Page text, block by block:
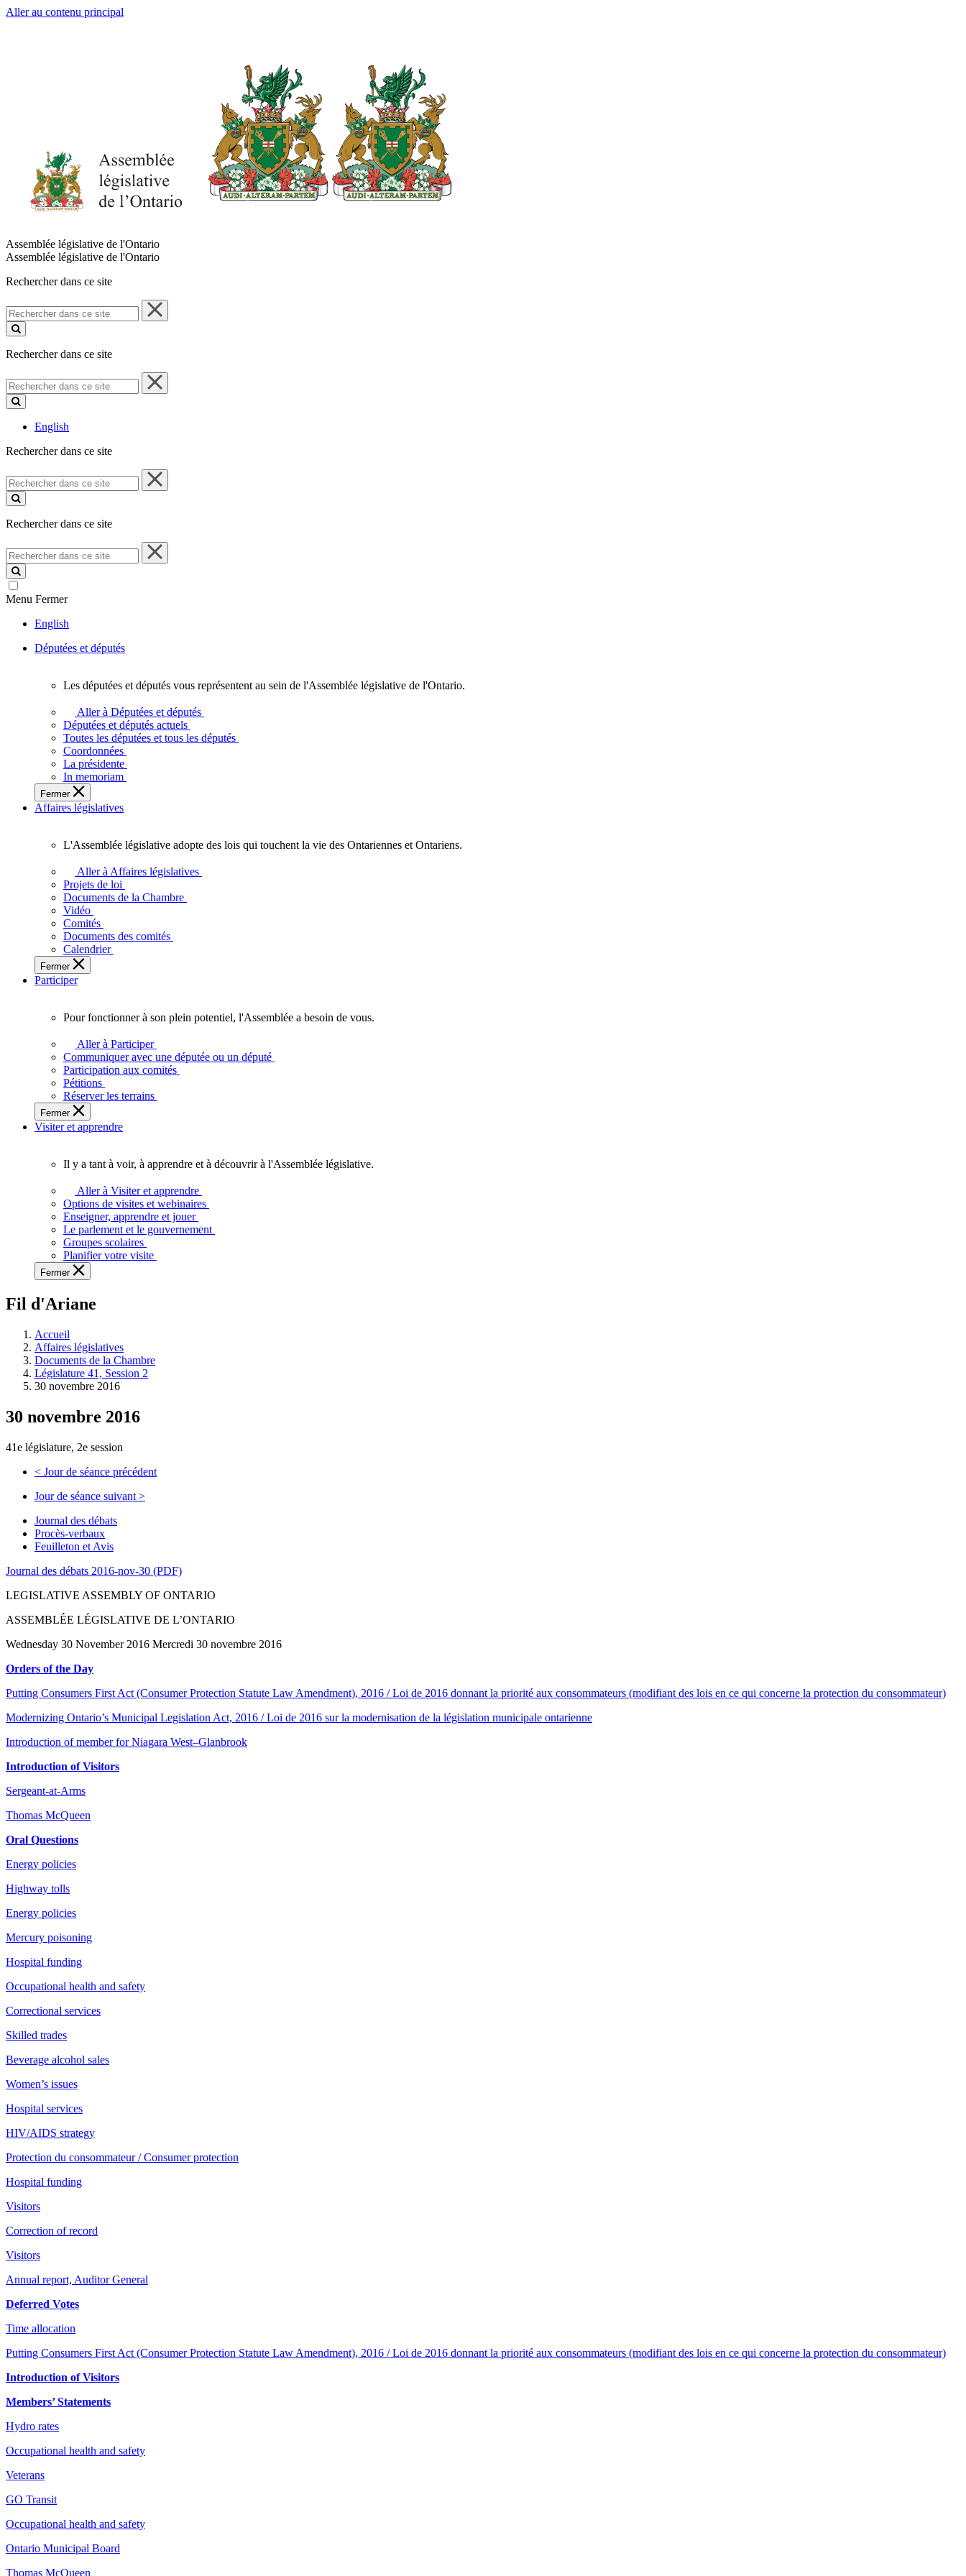
Aller au contenu principal
Assemblée législative de l'Ontario
Assemblée législative de l'Ontario
Rechercher dans ce site
Rechercher
dans
ce
Rechercher dans ce site
Rechercher
dans
ce
English
Rechercher dans ce site
Rechercher
dans
ce
Rechercher dans ce site
Rechercher
dans
ce
site
Menu Fermer
English
Députées et députés
députées
députés
vous
représentent
sein
de
l'Assemblée
l'Ontario.
Les députées et députés vous représentent au sein de l'Assemblée législative de l'Ontario.
Aller à Députées et députés
Députées et députés actuels
Toutes les députées et tous les députés
Coordonnées
La présidente
In memoriam
Fermer
Affaires législatives
législative
adopte
touchent
vie
des
Ontariennes
Ontariens.
L'Assemblée législative adopte des lois qui touchent la vie des Ontariennes et Ontariens.
Aller à Affaires législatives
Projets de loi
Documents de la Chambre
Vidéo
Comités
Documents des comités
Calendrier
Fermer
Participer
fonctionner
plein
potentiel,
l'Assemblée
a
besoin
Pour fonctionner à son plein potentiel, l'Assemblée a besoin de vous.
Aller à Participer
Communiquer avec une députée ou un député
Participation aux comités
Pétitions
Réserver les terrains
Fermer
Visiter et apprendre
voir,
apprendre
et
découvrir
l'Assemblée
législative.
Il y a tant à voir, à apprendre et à découvrir à l'Assemblée législative.
Aller à Visiter et apprendre
Options de visites et webinaires
Enseigner, apprendre et jouer
Le parlement et le gouvernement
Groupes scolaires
Planifier votre visite
Fermer
Fil d'Ariane
Accueil
Affaires législatives
Documents de la Chambre
Législature 41, Session 2
30 novembre 2016
30 novembre 2016
41e législature, 2e session
< Jour de séance précédent
Jour de séance suivant >
Journal des débats
Procès-verbaux
Feuilleton et Avis
Journal des débats 2016-nov-30 (PDF)
LEGISLATIVE ASSEMBLY OF ONTARIO
ASSEMBLÉE LÉGISLATIVE DE L’ONTARIO
Wednesday 30 November 2016 Mercredi 30 novembre 2016
Orders of the Day
Putting Consumers First Act (Consumer Protection Statute Law Amendment), 2016 / Loi de 2016 donnant la priorité aux consommateurs (modifiant des lois en ce qui concerne la protection du consommateur)
Modernizing Ontario’s Municipal Legislation Act, 2016 / Loi de 2016 sur la modernisation de la législation municipale ontarienne
Introduction of member for Niagara West–Glanbrook
Introduction of Visitors
Sergeant-at-Arms
Thomas McQueen
Oral Questions
Energy policies
Highway tolls
Energy policies
Mercury poisoning
Hospital funding
Occupational health and safety
Correctional services
Skilled trades
Beverage alcohol sales
Women’s issues
Hospital services
HIV/AIDS strategy
Protection du consommateur / Consumer protection
Hospital funding
Visitors
Correction of record
Visitors
Annual report, Auditor General
Deferred Votes
Time allocation
Putting Consumers First Act (Consumer Protection Statute Law Amendment), 2016 / Loi de 2016 donnant la priorité aux consommateurs (modifiant des lois en ce qui concerne la protection du consommateur)
Introduction of Visitors
Members’ Statements
Hydro rates
Occupational health and safety
Veterans
GO Transit
Occupational health and safety
Ontario Municipal Board
Thomas McQueen